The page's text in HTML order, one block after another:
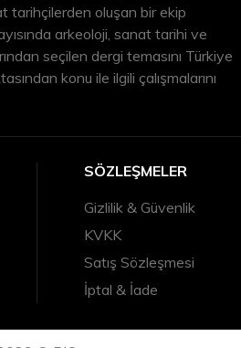
tarihçilerden oluşan bir ekip
arkeoloji, sanat tarihi ve
seçilen dergi temasını Türkiye
konu ile ilgili çalışmalarını
SÖZLEŞMELER
Gizlilik & Güvenlik
KVKK
Satış Sözleşmesi
İptal & İade